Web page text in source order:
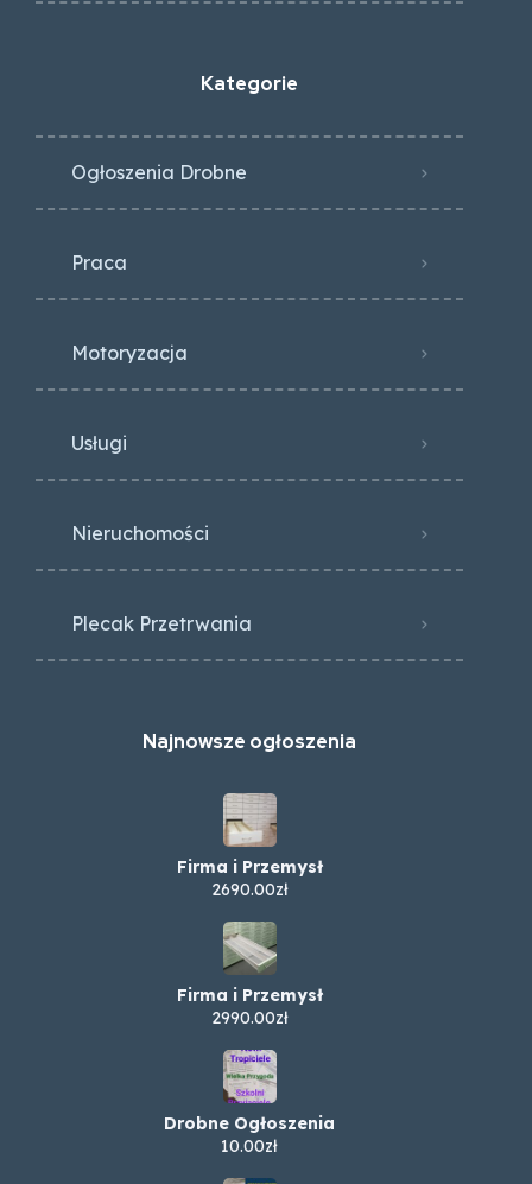
Kategorie
Ogłoszenia Drobne
Praca
Motoryzacja
Usługi
Nieruchomości
Plecak Przetrwania
Najnowsze ogłoszenia
Firma i Przemysł
2690.00zł
Firma i Przemysł
2990.00zł
Drobne Ogłoszenia
10.00zł